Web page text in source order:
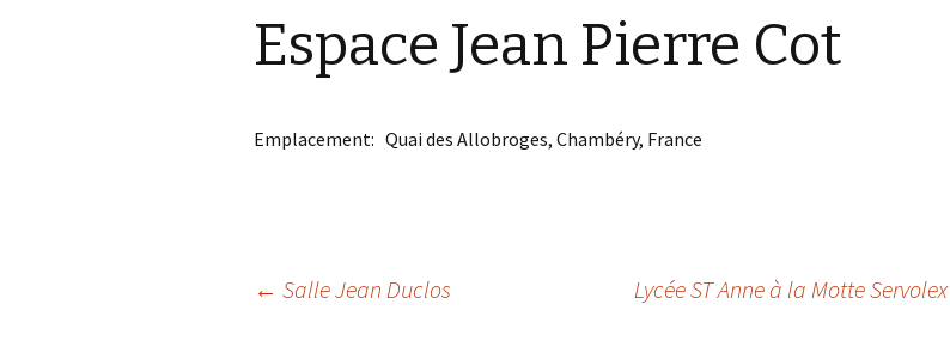
Espace Jean Pierre Cot
Emplacement: Quai des Allobroges, Chambéry, France
Navigation
← Salle Jean Duclos Lycée ST Anne à la Motte Servolex